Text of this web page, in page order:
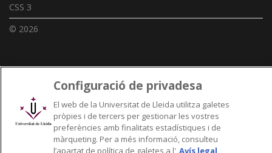
CSS 3
© 2026
Enllaços UdL
Xarxes universitàries
Configuració de privadesa
El web de la Universitat de Lleida utilitza galetes
pròpies i de tercers per gestionar les vostres
preferències amb finalitats estadístiques i de
màrqueting. Per a més informació, consulteu
l’apartat de política de galetes a l' Avís legal